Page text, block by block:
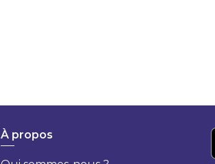
À propos